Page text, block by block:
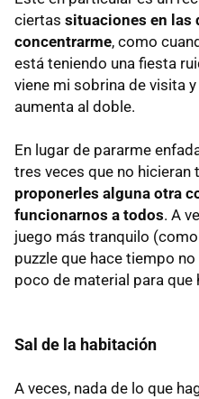
ciertas situaciones en las
concentrarme, como
está teniendo una fiesta
viene mi sobrina de visita
aumenta al doble.
En lugar de pararme
tres veces que no hicieran
proponerles alguna otra
funcionarnos a todos. A
juego más tranquilo
puzzle que hace tiempo
poco de material para que
Sal de la habitación
A veces, nada de lo que